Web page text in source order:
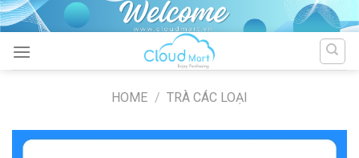
Skip
to
content
HOME / TRÀ CÁC LOẠI